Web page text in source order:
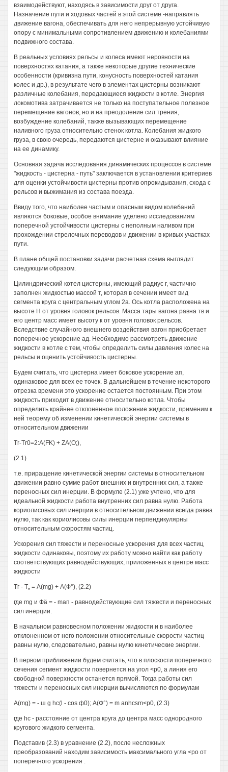
взаимодействуют, находясь в зависимости друг от друга.
Назначение пути и ходовых частей в этой системе -направлять
движение вагона, обеспечивать для него непрерывную устойчивую
опору с минимальными сопротивлением движению и колебаниями
подвижного состава.
В реальных условиях рельсы и колеса имеют неровности на
поверхностях катания, а также некоторые другие технические
особенности (кривизна пути, конусность поверхностей катания
колес и др.), в результате чего в элементах цистерны возникают
различные колебания, передающиеся жидкости в котле. Энергия
локомотива затрачивается не только на поступательное полезное
перемещение вагонов, но и на преодоление сил трения,
возбуждение колебаний, также вызывающих перемещение
наливного груза относительно стенок котла. Колебания жидкого
груза, в свою очередь, передаются цистерне и оказывают влияние
на ее динамику.
Основная задача исследования динамических процессов в системе
"жидкость - цистерна - путь" заключается в установлении критериев
для оценки устойчивости цистерны против опрокидывания, схода с
рельсов и выжимания из состава поезда.
Ввиду того, что наиболее частым и опасным видом колебаний
являются боковые, особое внимание уделено исследованиям
поперечной устойчивости цистерны с неполным наливом при
прохождении стрелочных переводов и движении в кривых участках
пути.
В плане общей постановки задачи расчетная схема выглядит
следующим образом.
Цилиндрический котел цистерны, имеющий радиус г, частично
заполнен жидкостью массой т, которая в сечении имеет вид
сегмента круга с центральным углом 2а. Ось котла расположена на
высоте Н от уровня головок рельсов. Масса тары вагона равна тв и
его центр масс имеет высоту к от уровня головок рельсов.
Вследствие случайного внешнего воздействия вагон приобретает
поперечное ускорение ад. Необходимо рассмотреть движение
жидкости в котле с тем, чтобы определить силы давления колес на
рельсы и оценить устойчивость цистерны.
Будем считать, что цистерна имеет боковое ускорение ап,
одинаковое для всех ее точек. В дальнейшем в течение некоторого
отрезка времени это ускорение остается постоянным. При этом
жидкость приходит в движение относительно котла. Чтобы
определить крайнее отклоненное положение жидкости, применим к
ней теорему об изменении кинетической энергии системы в
относительном движении
Tr-Tr0=2:A(FK) + ZA(O;),
(2.1)
т.е. приращение кинетической энергии системы в относительном
движении равно сумме работ внешних и внутренних сил, а также
переносных сил инерции. В формуле (2.1) уже учтено, что для
идеальной жидкости работа внутренних сил равна нулю. Работа
кориолисовых сил инерции в относительном движении всегда равна
нулю, так как кориолисовы силы инерции перпендикулярны
относительным скоростям частиц.
Ускорения сил тяжести и переносные ускорения для всех частиц
жидкости одинаковы, поэтому их работу можно найти как работу
соответствующих равнодействующих, приложенных в центре масс
жидкости
Тг - Т„ = A(mg) + А(Ф°), (2.2)
где mg и Фä = - mап - равнодействующие сил тяжести и переносных
сил инерции.
В начальном равновесном положении жидкости и в наиболее
отклоненном от него положении относительные скорости частиц
равны нулю, следовательно, равны нулю кинетические энергии.
В первом приближении будем считать, что в плоскости поперечного
сечения сегмент жидкости повернется на угол <р0, а линия его
свободной поверхности останется прямой. Тогда работы сил
тяжести и переносных сил инерции вычисляются по формулам
A(mg) = - ш g hc(l - cos ф0); А(Ф°) = m anhcsm<p0, (2.3)
где hc - расстояние от центра круга до центра масс однородного
кругового жидкого сегмента.
Подставив (2.3) в уравнение (2.2), после несложных
преобразований находим зависимость максимального угла <ро от
поперечного ускорения .